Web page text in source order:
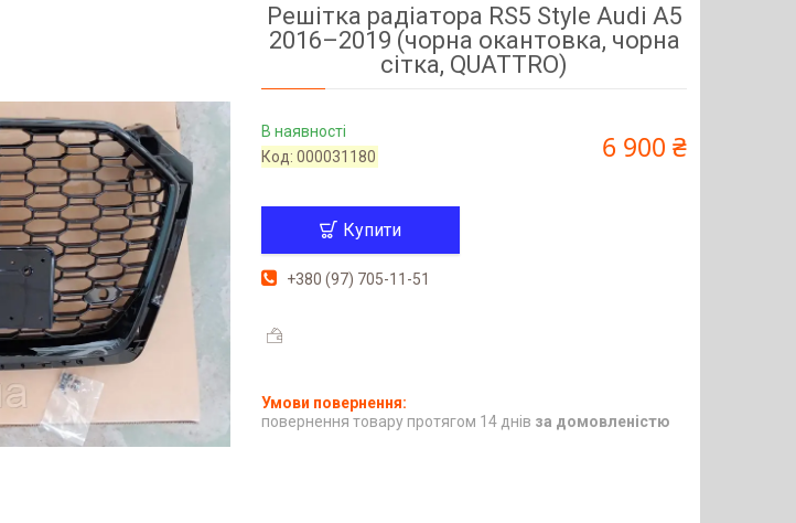
Решітка радіатора RS5 Style Audi A5
2016–2019 (чорна окантовка, чорна
сітка, QUATTRO)
В наявності
Код:000031180 6 900 ₴
Купити
+380 (97) 705-11-51
повернення товару протягом 14 днів за домовленістю